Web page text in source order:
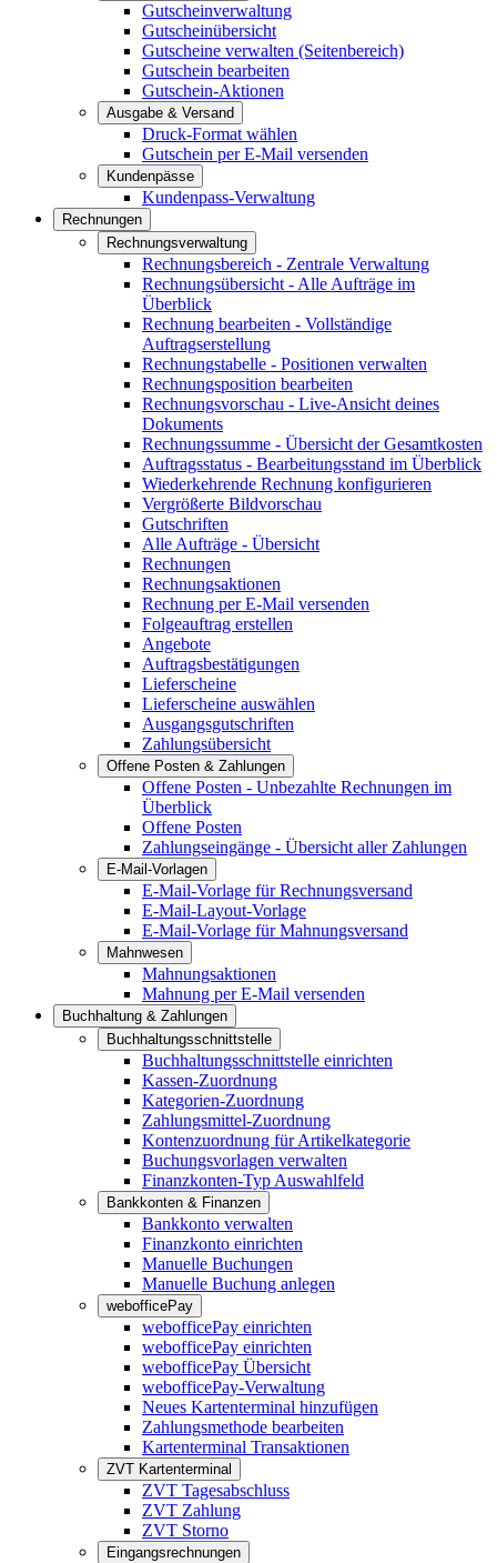
Gutscheinverwaltung
Gutscheinübersicht
Gutscheine verwalten (Seitenbereich)
Gutschein bearbeiten
Gutschein-Aktionen
Ausgabe & Versand
Druck-Format wählen
Gutschein per E-Mail versenden
Kundenpässe
Kundenpass-Verwaltung
Rechnungen
Rechnungsverwaltung
Rechnungsbereich - Zentrale Verwaltung
Rechnungsübersicht - Alle Aufträge im
Überblick
Rechnung bearbeiten - Vollständige
Auftragserstellung
Rechnungstabelle - Positionen verwalten
Rechnungsposition bearbeiten
Rechnungsvorschau - Live-Ansicht deines
Dokuments
Rechnungssumme - Übersicht der Gesamtkosten
Auftragsstatus - Bearbeitungsstand im Überblick
Wiederkehrende Rechnung konfigurieren
Vergrößerte Bildvorschau
Gutschriften
Alle Aufträge - Übersicht
Rechnungen
Rechnungsaktionen
Rechnung per E-Mail versenden
Folgeauftrag erstellen
Angebote
Auftragsbestätigungen
Lieferscheine
Lieferscheine auswählen
Ausgangsgutschriften
Zahlungsübersicht
Offene Posten & Zahlungen
Offene Posten - Unbezahlte Rechnungen im
Überblick
Offene Posten
Zahlungseingänge - Übersicht aller Zahlungen
E-Mail-Vorlagen
E-Mail-Vorlage für Rechnungsversand
E-Mail-Layout-Vorlage
E-Mail-Vorlage für Mahnungsversand
Mahnwesen
Mahnungsaktionen
Mahnung per E-Mail versenden
Buchhaltung & Zahlungen
Buchhaltungsschnittstelle
Buchhaltungsschnittstelle einrichten
Kassen-Zuordnung
Kategorien-Zuordnung
Zahlungsmittel-Zuordnung
Kontenzuordnung für Artikelkategorie
Buchungsvorlagen verwalten
Finanzkonten-Typ Auswahlfeld
Bankkonten & Finanzen
Bankkonto verwalten
Finanzkonto einrichten
Manuelle Buchungen
Manuelle Buchung anlegen
webofficePay
webofficePay einrichten
webofficePay einrichten
webofficePay Übersicht
webofficePay-Verwaltung
Neues Kartenterminal hinzufügen
Zahlungsmethode bearbeiten
Kartenterminal Transaktionen
ZVT Kartenterminal
ZVT Tagesabschluss
ZVT Zahlung
ZVT Storno
Eingangsrechnungen